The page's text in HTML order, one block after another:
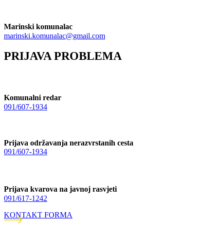
Marinski komunalac
marinski.komunalac@gmail.com
PRIJAVA PROBLEMA
Komunalni redar
091/607-1934
Prijava održavanja nerazvrstanih cesta
091/607-1934
Prijava kvarova na javnoj rasvjeti
091/617-1242
KONTAKT FORMA